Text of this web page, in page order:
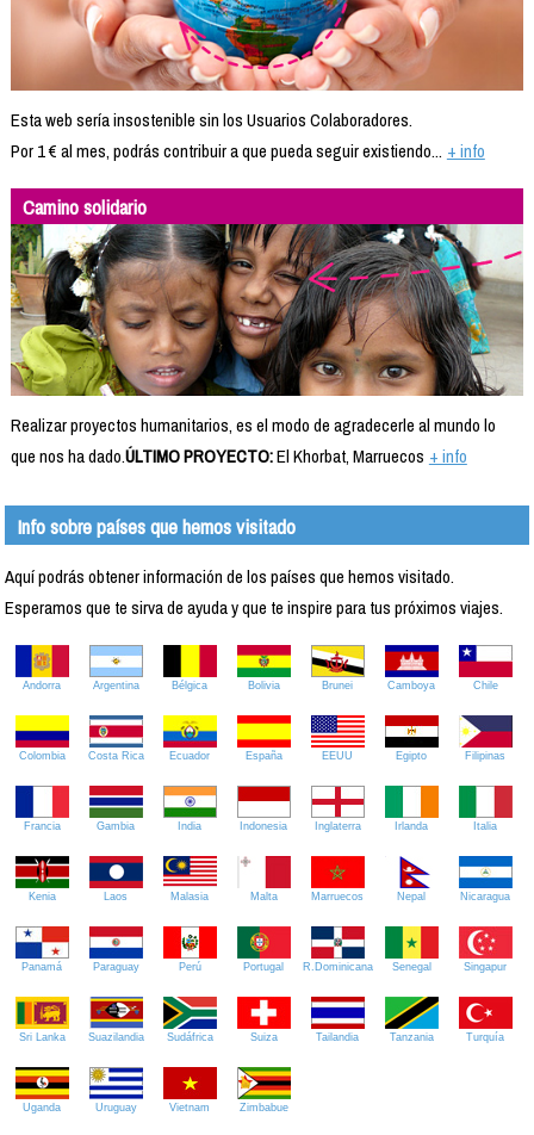
Esta web sería insostenible sin los Usuarios Colaboradores.
Por 1 € al mes, podrás contribuir a que pueda seguir existiendo... + info
Camino solidario
Realizar proyectos humanitarios, es el modo de agradecerle al mundo lo
que nos ha dado.ÚLTIMO PROYECTO:El Khorbat, Marruecos + info
Info sobre países que hemos visitado
Aquí podrás obtener información de los países que hemos visitado.
Esperamos que te sirva de ayuda y que te inspire para tus próximos viajes.
Andorra Argentina Bélgica Bolivia Brunei Camboya Chile
Colombia Costa Rica Ecuador España EEUU Egipto Filipinas
Francia Gambia India Indonesia Inglaterra Irlanda Italia
Kenia Laos Malasia Malta Marruecos Nepal Nicaragua
Panamá Paraguay Perú Portugal R.Dominicana Senegal Singapur
Sri Lanka Suazilandia Sudáfrica Suiza Tailandia Tanzania Turquía
Uganda Uruguay Vietnam Zimbabue